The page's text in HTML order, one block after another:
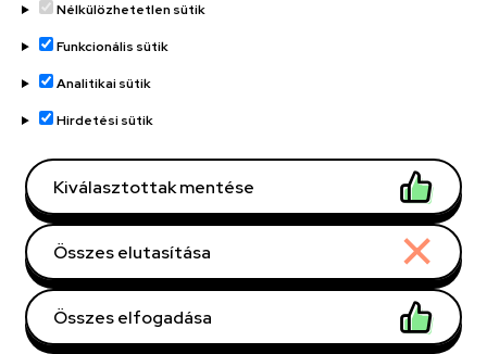
Adatvédelem
Adatvédelem
Régi oldal
Technikai információk
Copyright © 2026 Unideb
Nélkülözhetetlen sütik
Funkcionális sütik
Analitikai sütik
Hirdetési sütik
Kiválasztottak mentése
Összes elutasítása
Összes elfogadása